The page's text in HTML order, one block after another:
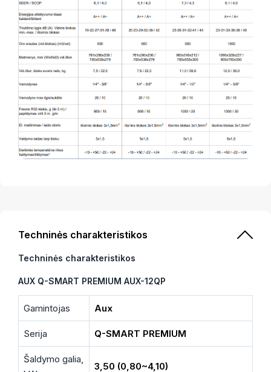
Techninės charakteristikos
Techninės charakteristikos
AUX Q-SMART PREMIUM AUX-12QP
Gamintojas Aux
Serija Q-SMART PREMIUM
Šaldymo galia,
3,50 (0,80~4,10)